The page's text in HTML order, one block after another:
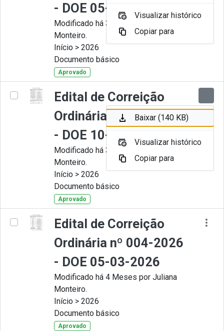
- DOE 05-05-2026
Modificado há 3 Meses por Juliana
Monteiro.
Início > 2026
Documento básico
Aprovado
Edital de Correição
Ordinária nº 005-2026
- DOE 10-04-2026
Modificado há 3 Meses por Juliana
Monteiro.
Início > 2026
Documento básico
Aprovado
Edital de Correição
Ordinária nº 004-2026
- DOE 05-03-2026
Modificado há 4 Meses por Juliana
Monteiro.
Início > 2026
Documento básico
Aprovado
Visualizar histórico
Copiar para
Baixar (140 KB)
Visualizar histórico
Copiar para